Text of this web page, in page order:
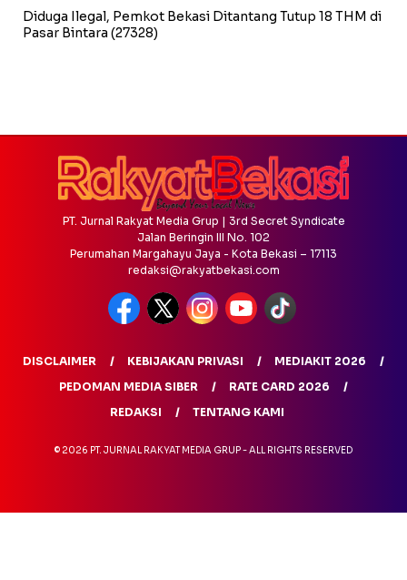
Diduga Ilegal, Pemkot Bekasi Ditantang Tutup 18 THM di
Pasar Bintara (27328)
PT. Jurnal Rakyat Media Grup | 3rd Secret Syndicate
Jalan Beringin III No. 102
Perumahan Margahayu Jaya - Kota Bekasi – 17113
redaksi@rakyatbekasi.com
DISCLAIMER KEBIJAKAN PRIVASI
MEDIAKIT 2026
PEDOMAN MEDIA SIBER
RATE CARD 2026
REDAKSI
TENTANG KAMI
© 2026 PT. JURNAL RAKYAT MEDIA GRUP - ALL RIGHTS RESERVED